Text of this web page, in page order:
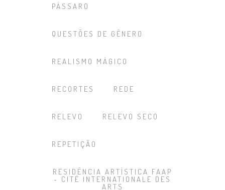
PÁSSARO
QUESTÕES DE GÊNERO
REALISMO MÁGICO
RECORTES REDE
RELEVO RELEVO SECO
REPETIÇÃO
RESIDÊNCIA ARTÍSTICA FAAP
- CITÉ INTERNATIONALE DES
ARTS